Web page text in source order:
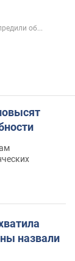
об...
назвали